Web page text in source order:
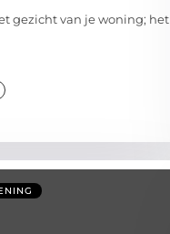
gezicht van je woning; het